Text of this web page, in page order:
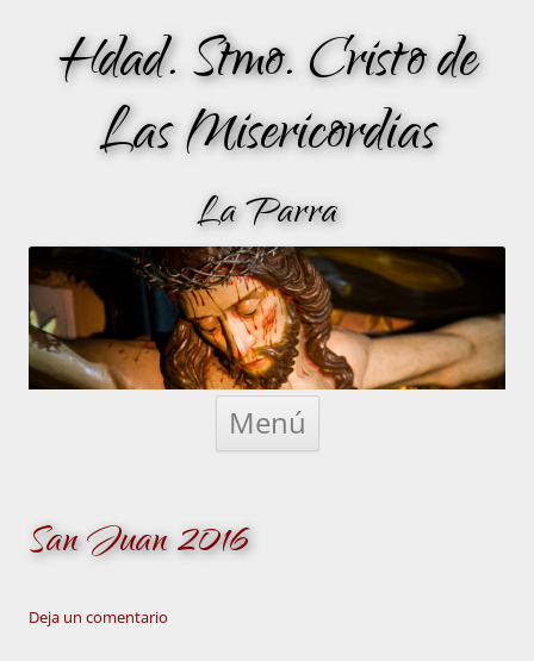
Hdad. Stmo. Cristo de
Las Misericordias
La Parra
Menú
Saltar
San Juan 2016
Deja un comentario